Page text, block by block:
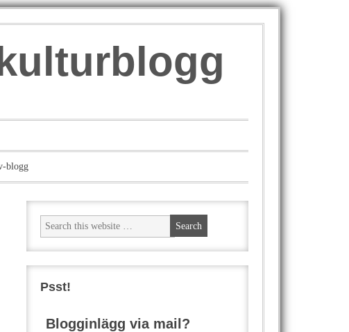
blogg
Psst!
Blogginlägg via mail?